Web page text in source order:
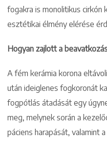
fogakra is monolitikus cirkón
esztétikai élmény elérése
Hogyan zajlott a
A fém kerámia korona
után ideiglenes fogkoronát
fogpótlás átadását egy
meg, melynek során a
páciens harapását, valamint